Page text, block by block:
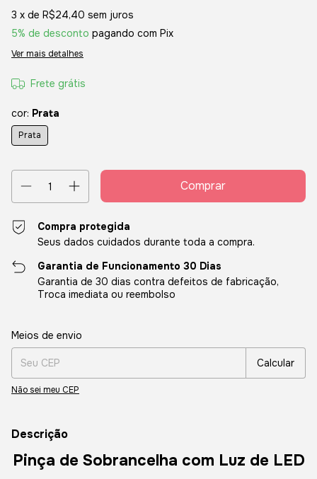
3 x de R$24,40 sem juros
5% de desconto pagando com Pix
Ver mais detalhes
Frete grátis
cor: Prata
Prata
Compra protegida
Seus dados cuidados durante toda a compra.
Garantia de Funcionamento 30 Dias
Garantia de 30 dias contra defeitos de fabricação,
Troca imediata ou reembolso
Entregas para o CEP:
Meios de envio
Calcular
Não sei meu CEP
Descrição
Pinça de Sobrancelha com Luz de LED